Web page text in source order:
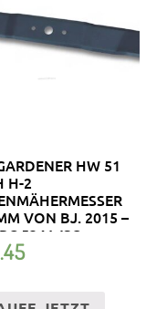
HW 51
H-2
VON BJ. 2015 –
534 WSQ